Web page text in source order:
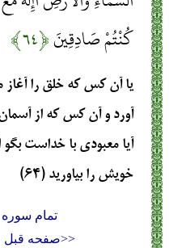
كُنْتُمْ صَادِقِينَ﴿۶۴﴾
يا آن كس كه خلق را
‏آورد و آن كس كه از
آيا معبودى با خداست
خويش را بياوريد (۶۴)
تمام سوره
<<صفحه قبل